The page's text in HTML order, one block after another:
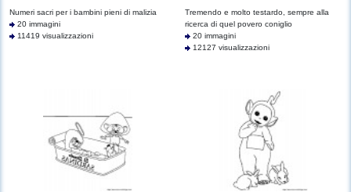
Numeri sacri per i bambini pieni di malizia
20 immagini
11419 visualizzazioni
Tremendo e molto testardo, sempre alla
ricerca di quel povero coniglio
20 immagini
12127 visualizzazioni